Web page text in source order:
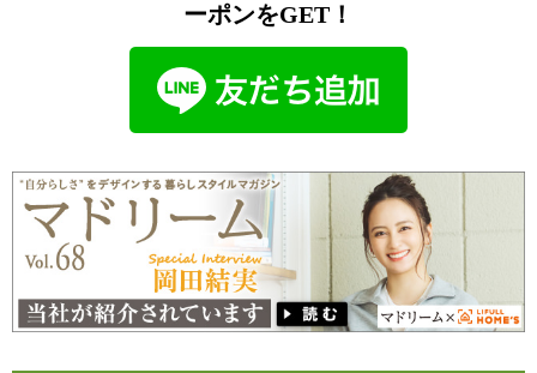
ーポンをGET！